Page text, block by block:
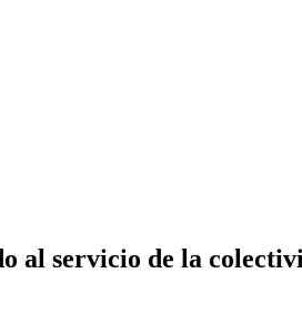
servicio de la